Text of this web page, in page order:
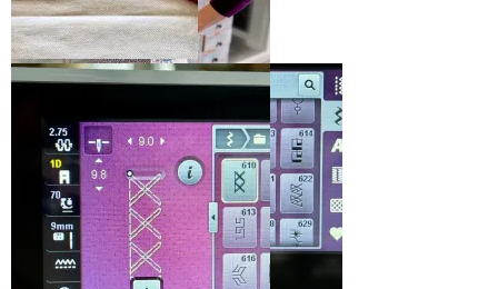
Selve lommestoffet var tynnere
enn forkledestoffet. Vi klippet to
lommeposer og vrengsydde dem
sammen for større stabilitet.
Dette medførte også at det ble
På mønsteret er det
plassering av lommen.
Marker forsiktig med en
blyant